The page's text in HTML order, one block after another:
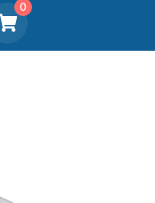
0